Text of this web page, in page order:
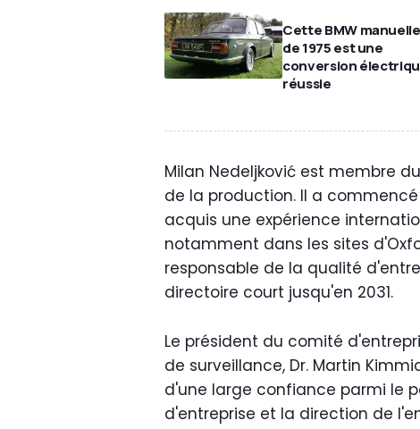
Cette BMW manuelle
de 1975 est une
conversion
réussie
Milan Nedeljković est membre
de la production. Il a
acquis une expérience
notamment dans les sites
responsable de la qualité
directoire court jusqu'en 2031.
Le président du comité
de surveillance, Dr. Martin
d'une large confiance parmi le
d'entreprise et la direction de